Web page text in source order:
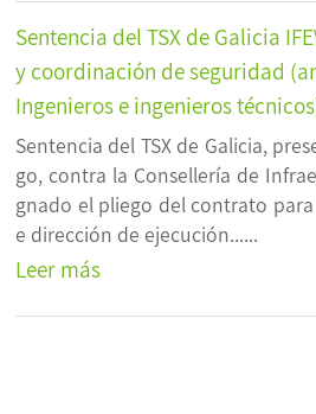
Sentencia del TSX de Galicia
y coordinación de seguridad
Ingenieros e ingenieros
Sentencia del TSX de Galicia,
go, contra la Consellería de
gnado el pliego del contrato
e dirección de ejecución......
Leer más